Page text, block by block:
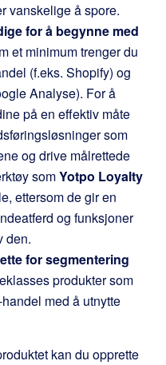
vanskelige å spore.
for å begynne med
et minimum trenger du
(f.eks. Shopify) og
Analyse). For å
på en effektiv måte
som
og drive målrettede
somYotpo Loyalty
ettersom de gir en
og funksjoner
den.
for segmentering
produkter som
med å utnytte
kan du opprette